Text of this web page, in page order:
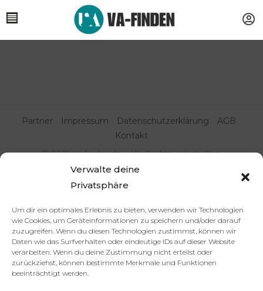
Verwalte deine
Privatsphäre
Um dir ein optimales Erlebnis zu bieten, verwenden wir Technologien
wie Cookies, um Geräteinformationen zu speichern und/oder darauf
zuzugreifen. Wenn du diesen Technologien zustimmst, können wir
Daten wie das Surfverhalten oder eindeutige IDs auf dieser Website
verarbeiten. Wenn du deine Zustimmung nicht erteilst oder
zurückziehst, können bestimmte Merkmale und Funktionen
beeinträchtigt werden.
© 2025 va-finden.de – Alle Rechte vorbehalten.
Partner Impressum Datenschutzerklärung
AGB
Kontakt
Virtuelle Assistenz & Freelancer
finden | VA Expert:innenportal